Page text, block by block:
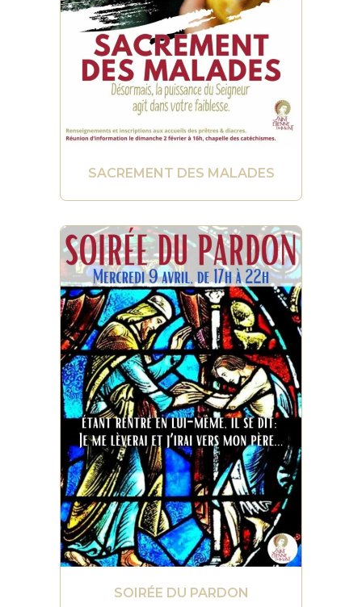
SACREMENT DES MALADES
SOIRÉE DU PARDON